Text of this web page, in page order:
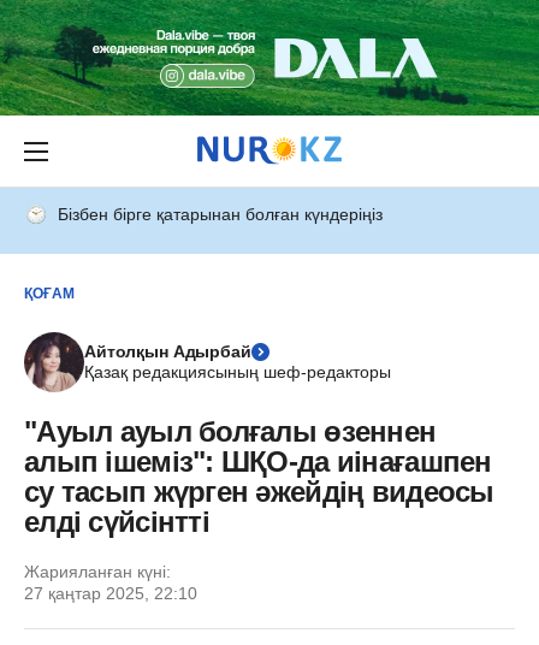
Бізбен бірге қатарынан болған күндеріңіз
ҚОҒАМ
Айтолқын Адырбай
Қазақ редакциясының шеф-редакторы
"Ауыл ауыл болғалы өзеннен
алып ішеміз": ШҚО-да иінағашпен
су тасып жүрген әжейдің видеосы
елді сүйсінтті
Жарияланған күні:
27 қаңтар 2025, 22:10